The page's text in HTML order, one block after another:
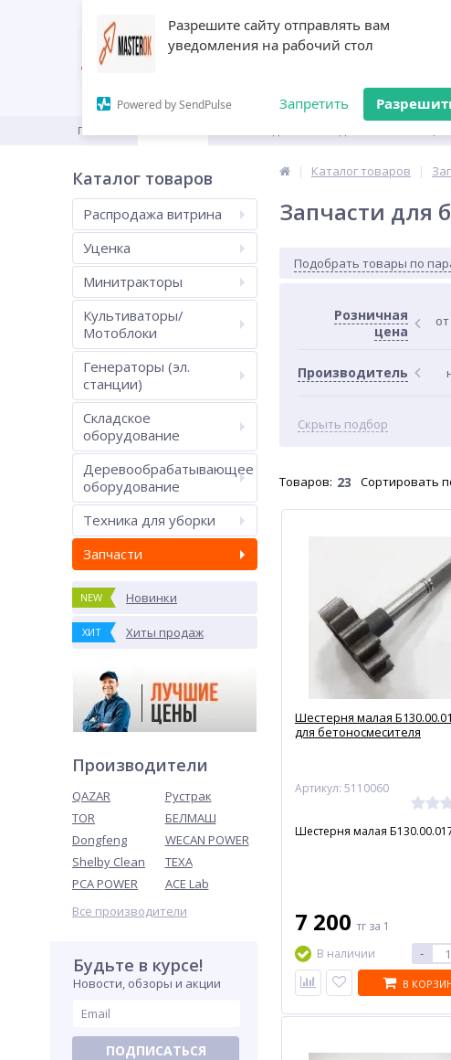
Разрешите сайту отправлять вам
уведомления на рабочий стол
Powered by SendPulse Запретить
ГЛАВНАЯ
Каталог товаров
Распродажа витрина
Уценка
Минитракторы
Культиваторы/
Мотоблоки
Генераторы (эл.
станции)
Складское
оборудование
Деревообрабатывающее
оборудование
Техника для уборки
Запчасти
NEW Новинки
ХИТ Хиты продаж
Производители
QAZAR
Рустрак
TOR
БЕЛМАШ
Dongfeng
WECAN POWER
Shelby Clean
TEXA
PCA POWER
ACE Lab
Все производители
Будьте в курсе!
Новости, обзоры и акции
ПОДПИСАТЬСЯ
Каталог товаров
Запчасти для
Подобрать товары по
Розничная
цена
от
Производитель
Скрыть подбор
Товаров: 23 Сортировать
Шестерня малая
для бетоносмесителя
Артикул: 5110060
Шестерня малая
7 200 тг за 1
В наличии
-
В